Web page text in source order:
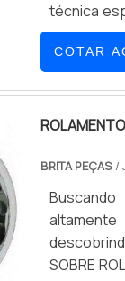
técnica
parceiros
as
para se
maneiras
última
Escritório
ainda
produtos
COTAR
BRITA PEÇAS /
SOBRE